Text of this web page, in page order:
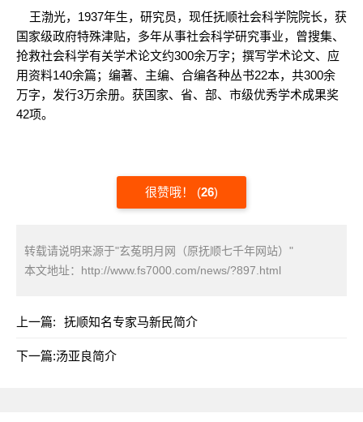
王渤光，1937年生，研究员，现任抚顺社会科学院院长，获
国家级政府特殊津贴，多年从事社会科学研究事业，曾搜集、
抢救社会科学有关学术论文约300余万字；撰写学术论文、应
用资料140余篇；编著、主编、合编各种丛书22本，共300余
万字，发行3万余册。获国家、省、部、市级优秀学术成果奖
42项。
很赞哦！ (26)
转载请说明来源于"玄菟明月网（原抚顺七千年网站）"
本文地址： http://www.fs7000.com/news/?897.html
上一篇: 抚顺知名专家马新民简介
下一篇:汤亚良简介